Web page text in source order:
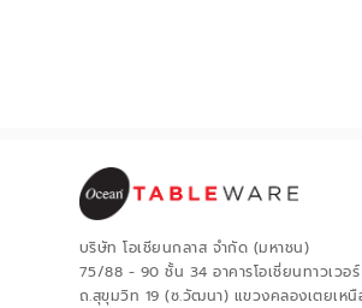
บริษัท โอเชียนกลาส จำกัด (มหาชน)
75/88 - 90 ชั้น 34 อาคารโอเชี่ยนทาวเวอ
ถ.สุขุมวิท 19 (ซ.วัฒนา) แขวงคลองเตยเหนื